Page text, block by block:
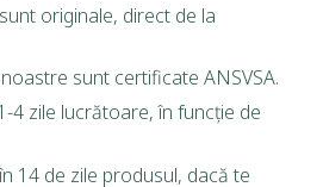
originale, direct de la
sunt certificate ANSVSA.
4 zile lucrătoare, în funcție de
14 de zile produsul, dacă te